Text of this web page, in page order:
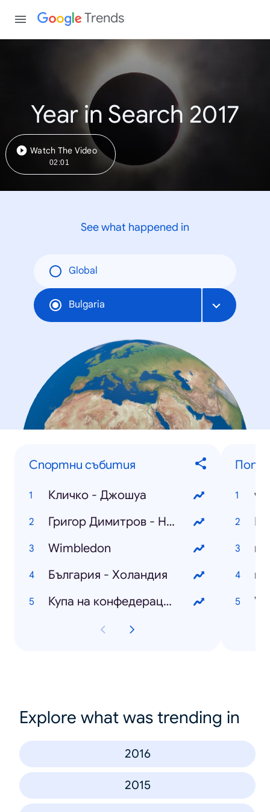
Trends
Year in Search 2017
Watch The Video
02:01
See what happened in
Global
Bulgaria
Спортни събития
Кличко - Джошуа
Григор Димитров - Надал
Wimbledon
България - Холандия
Купа на конфедерациите
Explore what was trending in
2016
2015